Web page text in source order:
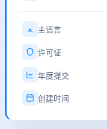
主语言
许可证
年度提交
创建时间